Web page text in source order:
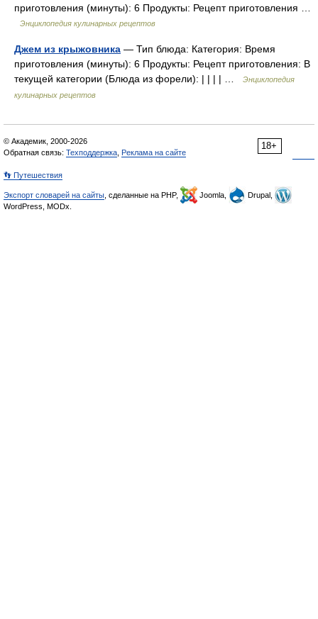
приготовления (минуты): 6 Продукты: Рецепт приготовления …
Энциклопедия кулинарных рецептов
Джем из крыжовника — Тип блюда: Категория: Время
приготовления (минуты): 6 Продукты: Рецепт приготовления: В
текущей категории (Блюда из форели): | | | | …
Энциклопедия
кулинарных рецептов
18+
© Академик, 2000-2026
Обратная связь: Техподдержка Реклама на сайте
👣 Путешествия
Экспорт словарей на сайты , сделанные на PHP, Joomla,
Drupal,
WordPress, MODx.